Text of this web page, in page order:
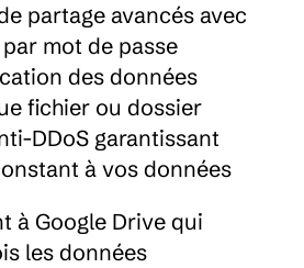
partage avancés avec
mot de passe
des données
fichier ou dossier
DDoS garantissant
à vos données
à Google Drive qui
les données